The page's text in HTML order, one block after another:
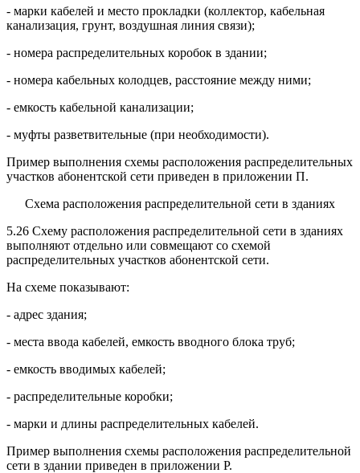
- марки кабелей и место прокладки (коллектор, кабельная
канализация, грунт, воздушная линия связи);
- номера распределительных коробок в здании;
- номера кабельных колодцев, расстояние между ними;
- емкость кабельной канализации;
- муфты разветвительные (при необходимости).
Пример выполнения схемы расположения распределительных
участков абонентской сети приведен в приложении П.
Схема расположения распределительной сети в зданиях
5.26 Схему расположения распределительной сети в зданиях
выполняют отдельно или совмещают со схемой
распределительных участков абонентской сети.
На схеме показывают:
- адрес здания;
- места ввода кабелей, емкость вводного блока труб;
- емкость вводимых кабелей;
- распределительные коробки;
- марки и длины распределительных кабелей.
Пример выполнения схемы расположения распределительной
сети в здании приведен в приложении Р.